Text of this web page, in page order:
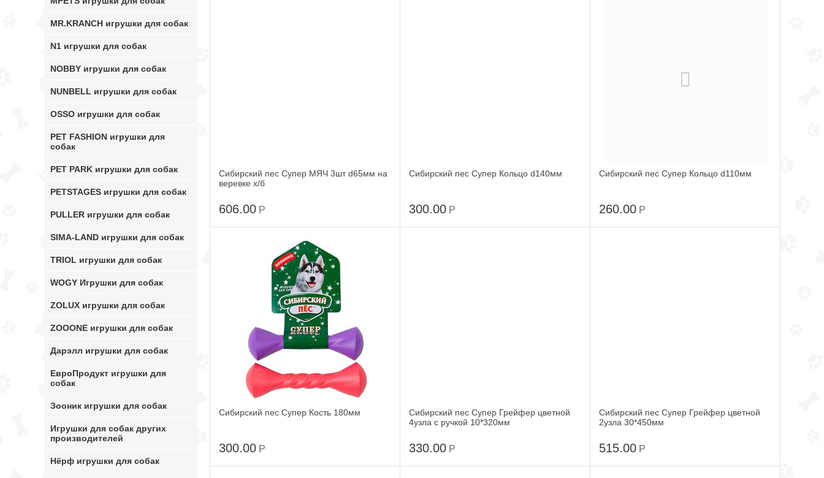
Сибирский пес Супер МЯЧ 3шт d65мм на
веревке х/б
606.00 Р
Сибирский пес Супер Кольцо d140мм
300.00 Р
Сибирский пес Супер Кольцо d110мм
260.00 Р
Сибирский пес Супер Кость 180мм
300.00 Р
Сибирский пес Супер Грейфер цветной
4узла с ручкой 10*320мм
330.00 Р
Сибирский пес Супер Грейфер цветной
2узла 30*450мм
515.00 Р
MR.KRANCH игрушки для собак
N1 игрушки для собак
NOBBY игрушки для собак
NUNBELL игрушки для собак
OSSO игрушки для собак
PET FASHION игрушки для
собак
PET PARK игрушки для собак
PETSTAGES игрушки для собак
PULLER игрушки для собак
SIMA-LAND игрушки для собак
TRIOL игрушки для собак
WOGY Игрушки для собак
ZOLUX игрушки для собак
ZOOONE игрушки для собак
Дарэлл игрушки для собак
ЕвроПродукт игрушки для
собак
Зооник игрушки для собак
Игрушки для собак других
производителей
Нёрф игрушки для собак